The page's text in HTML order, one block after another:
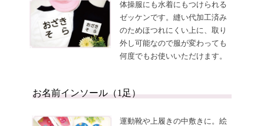
期・
発送
方法
につ
いて
会
社
概
客
様
の
体操服にも水着にもつけられる
ゼッケンです。縫い代加工済み
のためほつれにくい上に、取り
外し可能なので服が変わっても
何度でもお使いいただけます。
お名前インソール（1足）
運動靴や上履きの中敷きに。絵